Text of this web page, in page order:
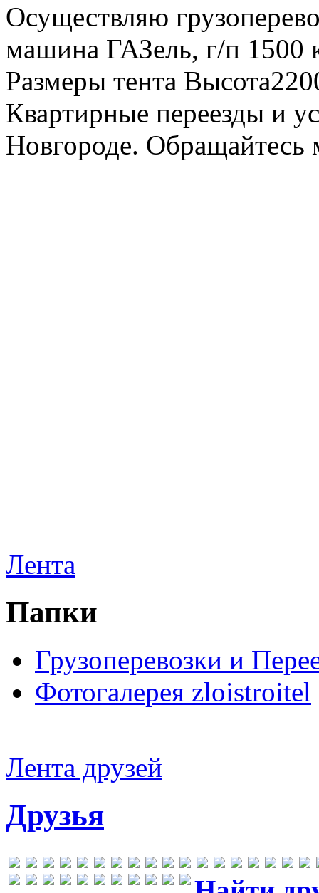
Осуществляю
машина ГАЗель, г/п 1500
Размеры тента
Квартирные переезды и
Новгороде.
Лента
Папки
Грузоперевозки и
Фотогалерея zloistroitel
Лента друзей
Друзья